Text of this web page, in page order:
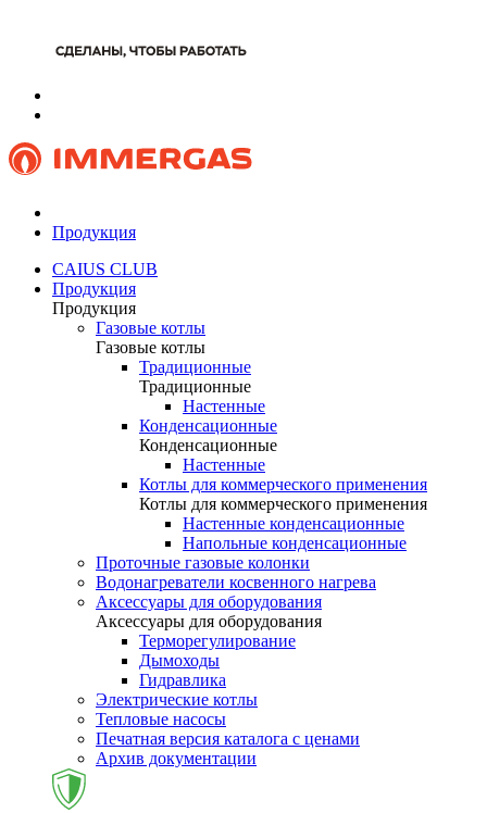
Продукция
CAIUS CLUB
Продукция
Продукция
Газовые котлы
Газовые котлы
Традиционные
Традиционные
Настенные
Конденсационные
Конденсационные
Настенные
Котлы для коммерческого применения
Котлы для коммерческого применения
Настенные конденсационные
Напольные конденсационные
Проточные газовые колонки
Водонагреватели косвенного нагрева
Аксессуары для оборудования
Аксессуары для оборудования
Терморегулирование
Дымоходы
Гидравлика
Электрические котлы
Тепловые насосы
Печатная версия каталога с ценами
Архив документации